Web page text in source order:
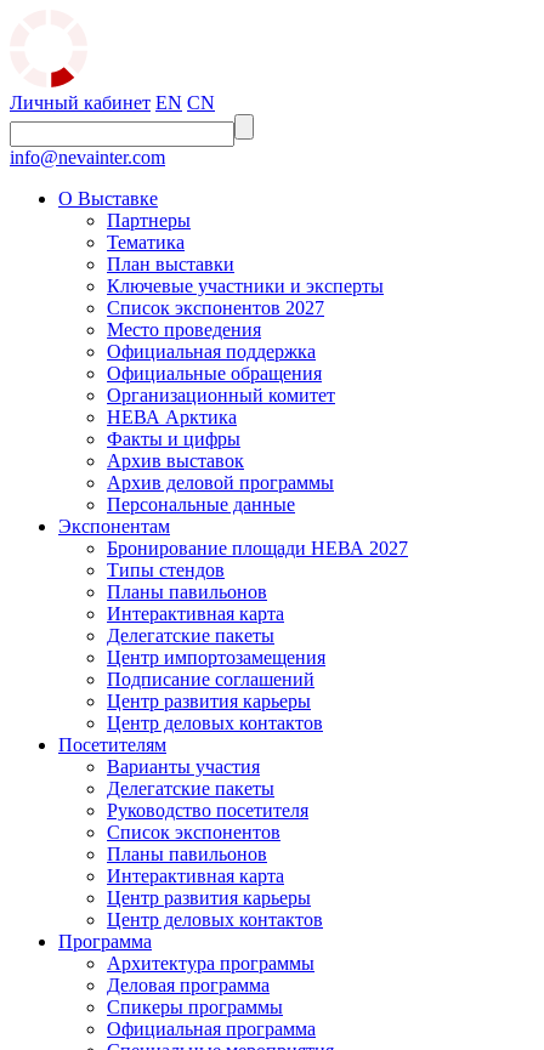
Личный кабинет EN CN
info@nevainter.com
О Выставке
Партнеры
Тематика
План выставки
Ключевые участники и эксперты
Список экспонентов 2027
Место проведения
Официальная поддержка
Официальные обращения
Организационный комитет
НЕВА Арктика
Факты и цифры
Архив выставок
Архив деловой программы
Персональные данные
Экспонентам
Бронирование площади НЕВА 2027
Типы стендов
Планы павильонов
Интерактивная карта
Делегатские пакеты
Центр импортозамещения
Подписание соглашений
Центр развития карьеры
Центр деловых контактов
Посетителям
Варианты участия
Делегатские пакеты
Руководство посетителя
Список экспонентов
Планы павильонов
Интерактивная карта
Центр развития карьеры
Центр деловых контактов
Программа
Архитектура программы
Деловая программа
Спикеры программы
Официальная программа